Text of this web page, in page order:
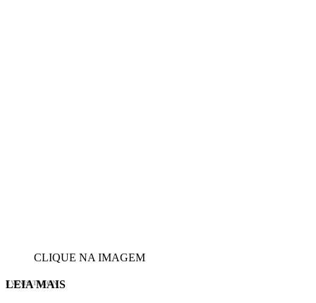
CLIQUE NA IMAGEM
EVINIS TALON
LEIA MAIS